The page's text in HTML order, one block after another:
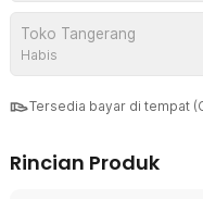
Toko Tangerang
Habis
Tersedia bayar di tempat
Rincian Produk